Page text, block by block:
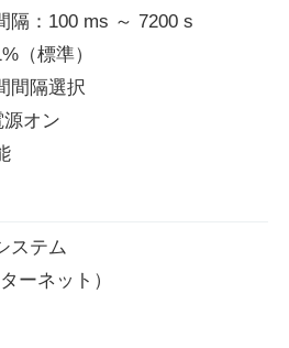
隔：100 ms ～ 7200 s
（標準）
間隔選択
オン
ステム
ーネット）